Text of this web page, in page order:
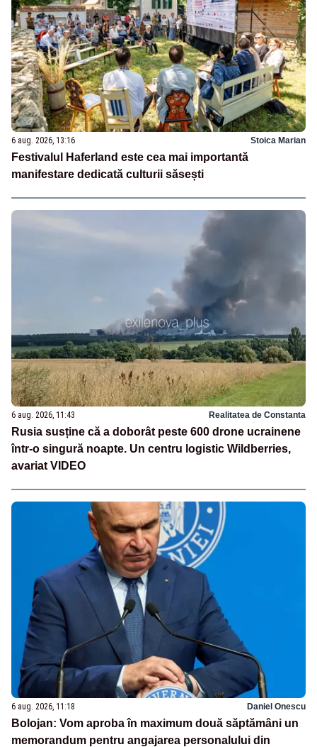
6 aug. 2026, 13:16 Stoica Marian
Festivalul Haferland este cea mai importantă
manifestare dedicată culturii săsești
6 aug. 2026, 11:43 Realitatea de Constanta
Rusia susține că a doborât peste 600 drone ucrainene
într-o singură noapte. Un centru logistic Wildberries,
avariat VIDEO
6 aug. 2026, 11:18 Daniel Onescu
Bolojan: Vom aproba în maximum două săptămâni un
memorandum pentru angajarea personalului din